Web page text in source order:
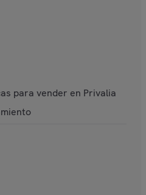
para vender en Privalia